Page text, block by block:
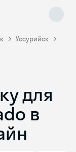
Уссурийск
для
в